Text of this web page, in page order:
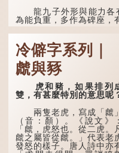
龍九子外形與能力各
為能負重，多作為碑座，
冷僻字系列｜
虤與豩
虎和豬，如果排列
雙，有甚麼特別的意思呢
兩隻老虎，寫成「虤」
（音：顏）。《說文》：
「虤，虎怒也。從二虎。
虤之屬皆從虤。」代表老
發怒的樣子。唐人詩中亦